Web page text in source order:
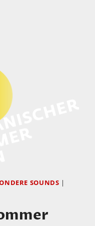
SOUNDS |